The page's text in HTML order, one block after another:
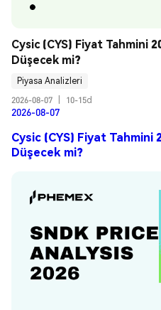
Cysic (CYS) Fiyat Tahmini
Düşecek mi?
Piyasa Analizleri
2026-08-07
10-15d
2026-08-07
Cysic (CYS) Fiyat Tahmini
Düşecek mi?